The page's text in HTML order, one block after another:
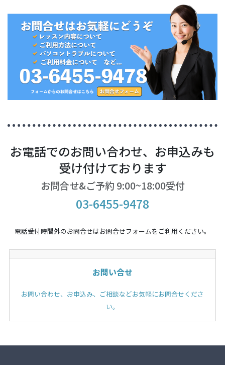
お電話でのお問い合わせ、お申込みも
受け付けております
お問合せ&ご予約 9:00~18:00受付
03-6455-9478
電話受付時間外のお問合せはお問合せフォームをご利用ください。
お問い合せ
お問い合わせ、お申込み、ご相談などお気軽にお問合せくださ
い。